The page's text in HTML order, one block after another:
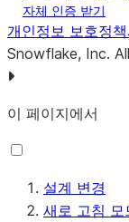
자체 인증 받기
개인정보 보호정책
Snowflake, Inc.
이 페이지에서
설계 변경
새로 고침 모